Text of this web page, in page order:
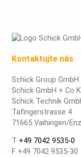
Kontaktujte nás
Schick Group GmbH
Schick GmbH + Co
Schick Technik
Tafingerstrasse 4
71665 Vaihingen/Enz
T +49 7042 9535-0
F +49 7042 9535-30